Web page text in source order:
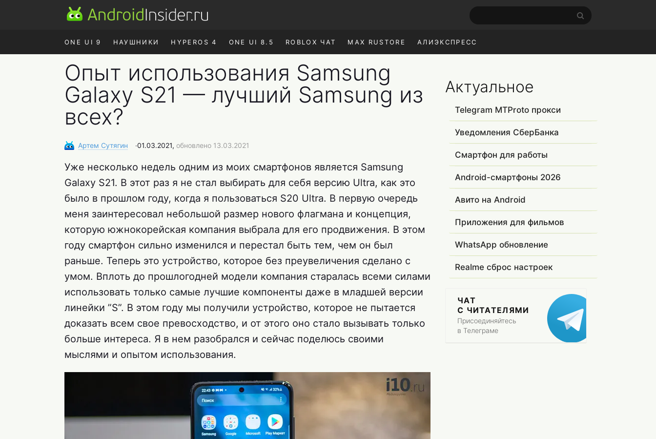
ONE UI 9 НАУШНИКИ HYPEROS 4 ONE UI 8.5 ROBLOX ЧАТ MAX RUSTORE АЛИЭКСПРЕСС
Опыт использования Samsung
Galaxy S21 — лучший Samsung из
всех?
Артем Сутягин ∙01.03.2021, обновлено 13.03.2021
Уже несколько недель одним из моих смартфонов является Samsung
Galaxy S21. В этот раз я не стал выбирать для себя версию Ultra, как это
было в прошлом году, когда я пользоваться S20 Ultra. В первую очередь
меня заинтересовал небольшой размер нового флагмана и концепция,
которую южнокорейская компания выбрала для его продвижения. В этом
году смартфон сильно изменился и перестал быть тем, чем он был
раньше. Теперь это устройство, которое без преувеличения сделано с
умом. Вплоть до прошлогодней модели компания старалась всеми силами
использовать только самые лучшие компоненты даже в младшей версии
линейки ”S”. В этом году мы получили устройство, которое не пытается
доказать всем свое превосходство, и от этого оно стало вызывать только
больше интереса. Я в нем разобрался и сейчас поделюсь своими
мыслями и опытом использования.
Актуальное
Telegram MTProto прокси
Уведомления СберБанка
Смартфон для работы
Android-смартфоны 2026
Авито на Android
Приложения для фильмов
WhatsApp обновление
Realme сброс настроек
ЧАТ
С ЧИТАТЕЛЯМИ
Присоединяйтесь
в Телеграме